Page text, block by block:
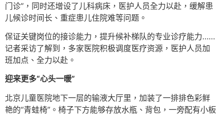
门诊”，同时还增设了儿科病床，医护人员全力以赴，缓解患
儿候诊时间长、重症患儿住院难等问题。
保证关键岗位的接诊能力，提升候补梯队的专业诊疗能力……
记者采访了解到，多家医院积极调度医疗资源，医护人员加
班加点、全力以赴。
迎来更多“心头一暖”
北京儿童医院地下一层的输液大厅里，加装了一排排色彩鲜
艳的“青蛙椅”。椅子下方能够存放水瓶、背包，一旁配有小板